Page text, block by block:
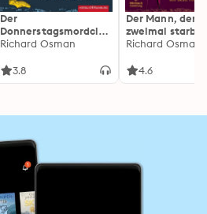
Der
Donnerstagsmordclub
(Die Mordclub-Serie 1)
Richard Osman
3.8
Der Mann, der
zweimal starb
Mordclub-Serie
Richard Osman
4.6